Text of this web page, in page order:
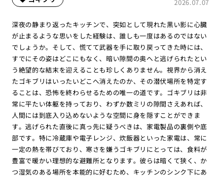
2026.07.07
深夜の静まり返ったキッチンで、突如として現れた黒い影に心臓
が止まるような思いをした経験は、誰しも一度はあるのではない
でしょうか。そして、慌てて武器を手に取り戻ってきた時には、
すでにその姿はどこにもなく、暗い隙間の奥へと逃げられたとい
う絶望的な結末を迎えることも珍しくありません。視界から消え
たゴキブリはいったいどこへ消えたのか、その潜伏場所を特定す
ることは、恐怖を終わらせるための唯一の道です。ゴキブリは非
常に平たい体躯を持っており、わずか数ミリの隙間さえあれば、
人間には到底入り込めないような空間に身を隠すことができま
す。逃げられた直後に真っ先に疑うべきは、家電製品の裏側や底
部です。特に冷蔵庫や電子レンジ、炊飯器といった家電は、常に
一定の熱を帯びており、寒さを嫌うゴキブリにとっては、食料が
豊富で暖かい理想的な避難所となります。彼らは暗くて狭く、か
つ湿気のある場所を本能的に好むため、キッチンのシンク下にあ